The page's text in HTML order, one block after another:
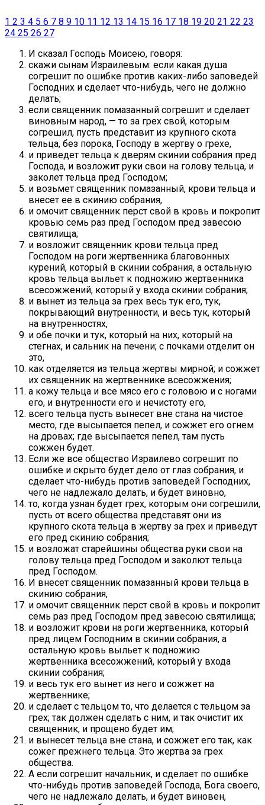
1 2 3 4 5 6 7 8 9 10 11 12 13 14 15 16 17 18 19 20 21 22 23
24 25 26 27
И сказал Господь Моисею, говоря:
скажи сынам Израилевым: если какая душа
согрешит по ошибке против каких-либо заповедей
Господних и сделает что-нибудь, чего не должно
делать;
если священник помазанный согрешит и сделает
виновным народ, — то за грех свой, которым
согрешил, пусть представит из крупного скота
тельца, без порока, Господу в жертву о грехе,
и приведет тельца к дверям скинии собрания пред
Господа, и возложит руки свои на голову тельца, и
заколет тельца пред Господом;
и возьмет священник помазанный, крови тельца и
внесет ее в скинию собрания,
и омочит священник перст свой в кровь и покропит
кровью семь раз пред Господом пред завесою
святилища;
и возложит священник крови тельца пред
Господом на роги жертвенника благовонных
курений, который в скинии собрания, а остальную
кровь тельца выльет к подножию жертвенника
всесожжений, который у входа скинии собрания;
и вынет из тельца за грех весь тук его, тук,
покрывающий внутренности, и весь тук, который
на внутренностях,
и обе почки и тук, который на них, который на
стегнах, и сальник на печени; с почками отделит он
это,
как отделяется из тельца жертвы мирной; и сожжет
их священник на жертвеннике всесожжения;
а кожу тельца и все мясо его с головою и с ногами
его, и внутренности его и нечистоту его,
всего тельца пусть вынесет вне стана на чистое
место, где высыпается пепел, и сожжет его огнем
на дровах; где высыпается пепел, там пусть
сожжен будет.
Если же все общество Израилево согрешит по
ошибке и скрыто будет дело от глаз собрания, и
сделает что-нибудь против заповедей Господних,
чего не надлежало делать, и будет виновно,
то, когда узнан будет грех, которым они согрешили,
пусть от всего общества представят они из
крупного скота тельца в жертву за грех и приведут
его пред скинию собрания;
и возложат старейшины общества руки свои на
голову тельца пред Господом и заколют тельца
пред Господом.
И внесет священник помазанный крови тельца в
скинию собрания,
и омочит священник перст свой в кровь и покропит
семь раз пред Господом пред завесою святилища;
и возложит крови на роги жертвенника, который
пред лицем Господним в скинии собрания, а
остальную кровь выльет к подножию
жертвенника всесожжений, который у входа
скинии собрания;
и весь тук его вынет из него и сожжет на
жертвеннике;
и сделает с тельцом то, что делается с тельцом за
грех; так должен сделать с ним, и так очистит их
священник, и прощено будет им;
и вынесет тельца вне стана, и сожжет его так, как
сожег прежнего тельца. Это жертва за грех
общества.
А если согрешит начальник, и сделает по ошибке
что-нибудь против заповедей Господа, Бога своего,
чего не надлежало делать, и будет виновен,